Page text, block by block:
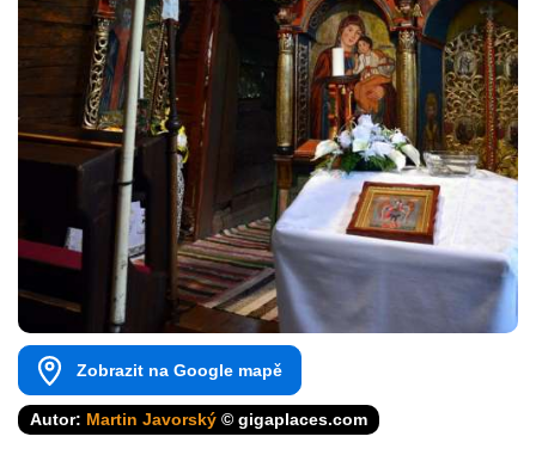
Zobrazit na Google mapě
Autor: Martin Javorský © gigaplaces.com